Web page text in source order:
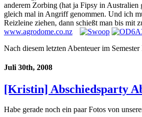
anderem Zorbing (hat ja Fipsy in Australien
gleich mal in Angriff genommen. Und ich
Reizleine ziehen, dann schießt man bis mit
www.agrodome.co.nz
Nach diesem letzten Abenteuer im
Juli 30th, 2008
[Kristin] Abschiedsparty
Habe gerade noch ein paar Fotos von